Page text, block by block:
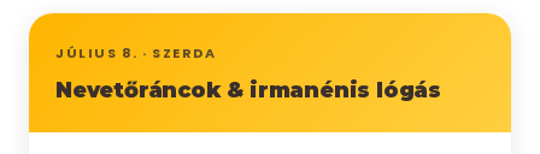
JÚLIUS 8. · SZERDA
Nevetőráncok & irmanénis lógás